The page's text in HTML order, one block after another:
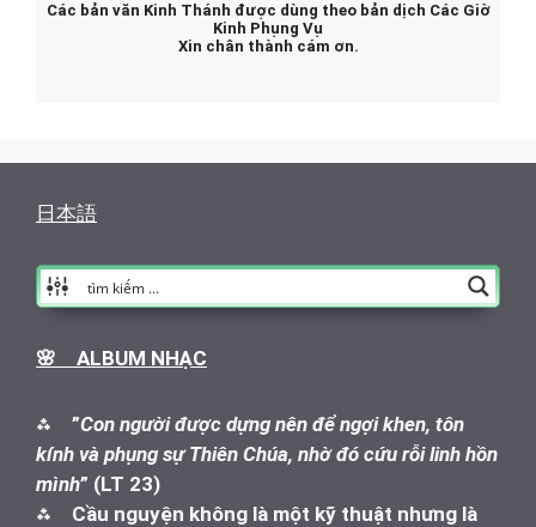
Các bản văn Kinh Thánh được dùng theo bản dịch Các Giờ
Kinh Phụng Vụ
Xin chân thành cám ơn.
日本語
🌸 ALBUM NHẠC
⁂ ”Con người được dựng nên để ngợi khen, tôn
kính và phụng sự Thiên Chúa, nhờ đó cứu rỗi linh hồn
mình” (LT 23)
⁂ Cầu nguyện không là một kỹ thuật nhưng là